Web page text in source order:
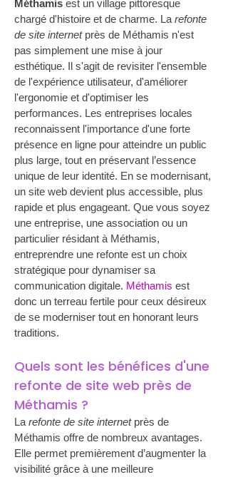
Méthamis est un village pittoresque
chargé d'histoire et de charme. La refonte
de site internet près de Méthamis n'est
pas simplement une mise à jour
esthétique. Il s'agit de revisiter l'ensemble
de l'expérience utilisateur, d'améliorer
l'ergonomie et d'optimiser les
performances. Les entreprises locales
reconnaissent l'importance d'une forte
présence en ligne pour atteindre un public
plus large, tout en préservant l’essence
unique de leur identité. En se modernisant,
un site web devient plus accessible, plus
rapide et plus engageant. Que vous soyez
une entreprise, une association ou un
particulier résidant à Méthamis,
entreprendre une refonte est un choix
stratégique pour dynamiser sa
communication digitale. Méthamis est
donc un terreau fertile pour ceux désireux
de se moderniser tout en honorant leurs
traditions.
Quels sont les bénéfices d'une
refonte de site web près de
Méthamis ?
La refonte de site internet près de
Méthamis offre de nombreux avantages.
Elle permet premièrement d’augmenter la
visibilité grâce à une meilleure